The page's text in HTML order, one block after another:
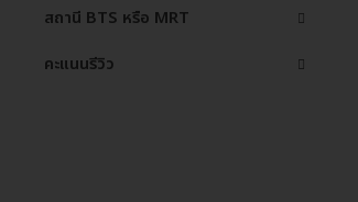
สถานี BTS หรือ MRT
คะแนนรีวิว